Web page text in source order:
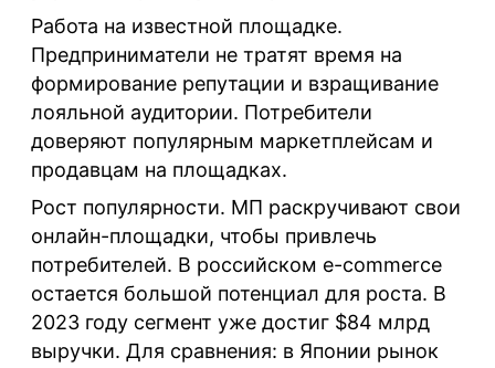
Работа на известной площадке.
Предприниматели не тратят время на
формирование репутации и взращивание
лояльной аудитории. Потребители
доверяют популярным маркетплейсам и
продавцам на площадках.
Рост популярности. МП раскручивают свои
онлайн-площадки, чтобы привлечь
потребителей. В российском e-commerce
остается большой потенциал для роста. В
2023 году сегмент уже достиг $84 млрд
выручки. Для сравнения: в Японии рынок